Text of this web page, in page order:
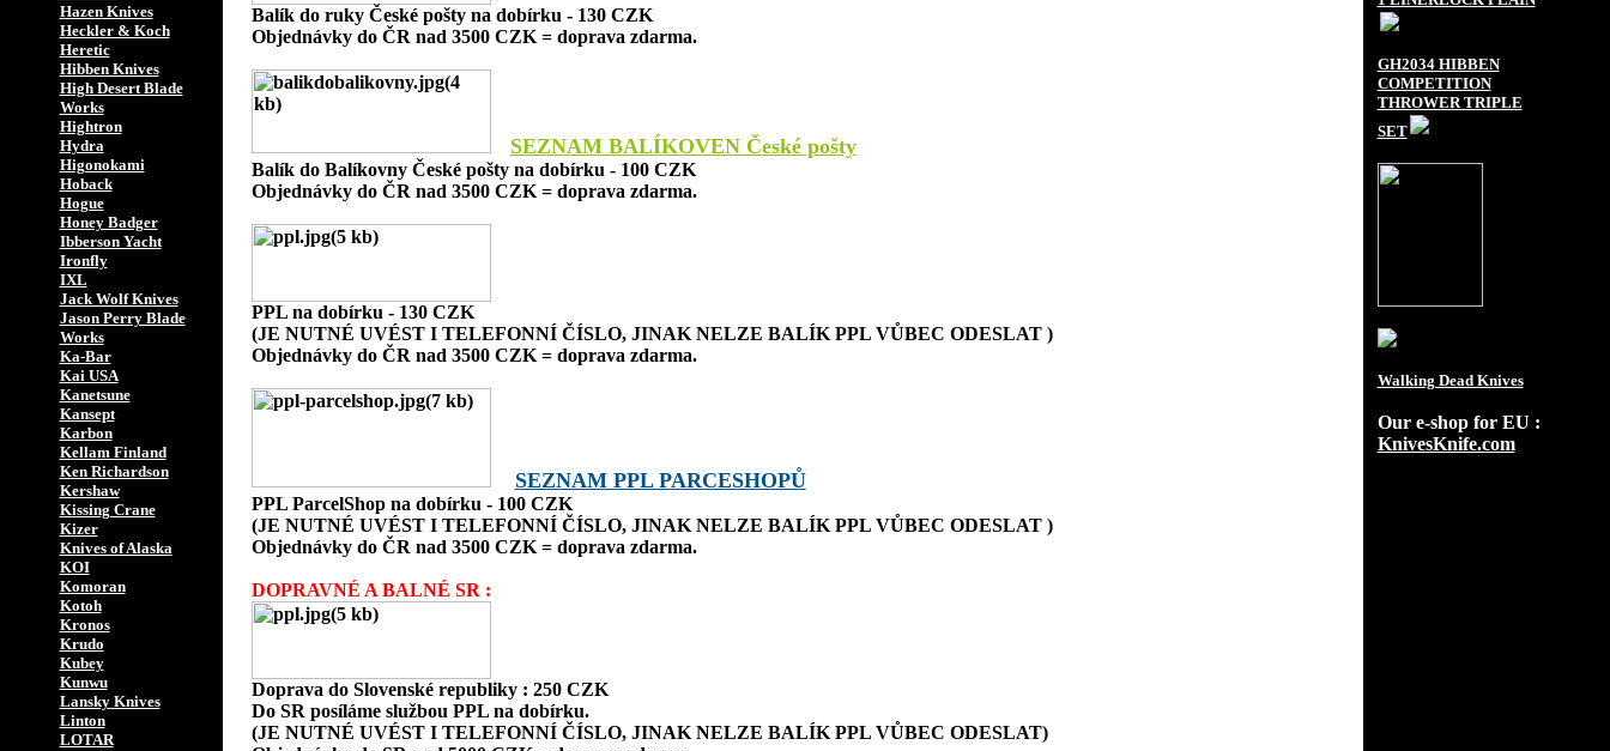
Hazen Knives
Heckler & Koch
Heretic
Hibben Knives
High Desert Blade
Works
Hightron
Hydra
Higonokami
Hoback
Hogue
Honey Badger
Ibberson Yacht
Ironfly
IXL
Jack Wolf Knives
Jason Perry Blade
Works
Ka-Bar
Kai USA
Kanetsune
Kansept
Karbon
Kellam Finland
Ken Richardson
Kershaw
Kissing Crane
Kizer
Knives of Alaska
KOI
Komoran
Kotoh
Kronos
Krudo
Kubey
Kunwu
Lansky Knives
Linton
LOTAR
Balík do ruky České pošty na dobírku - 130 CZK
Objednávky do ČR nad 3500 CZK = doprava zdarma.
SEZNAM BALÍKOVEN České pošty
Balík do Balíkovny České pošty na dobírku - 100 CZK
Objednávky do ČR nad 3500 CZK = doprava zdarma.
PPL na dobírku - 130 CZK
(JE NUTNÉ UVÉST I TELEFONNÍ ČÍSLO, JINAK NELZE BALÍK PPL VŮBEC ODESLAT )
Objednávky do ČR nad 3500 CZK = doprava zdarma.
SEZNAM PPL PARCESHOPŮ
PPL ParcelShop na dobírku - 100 CZK
(JE NUTNÉ UVÉST I TELEFONNÍ ČÍSLO, JINAK NELZE BALÍK PPL VŮBEC ODESLAT )
Objednávky do ČR nad 3500 CZK = doprava zdarma.
DOPRAVNÉ A BALNÉ SR :
Doprava do Slovenské republiky : 250 CZK
Do SR posíláme službou PPL na dobírku.
(JE NUTNÉ UVÉST I TELEFONNÍ ČÍSLO, JINAK NELZE BALÍK PPL VŮBEC ODESLAT)
GH2034 HIBBEN
COMPETITION
THROWER TRIPLE
SET
Walking Dead Knives
Our e-shop for EU :
KnivesKnife.com